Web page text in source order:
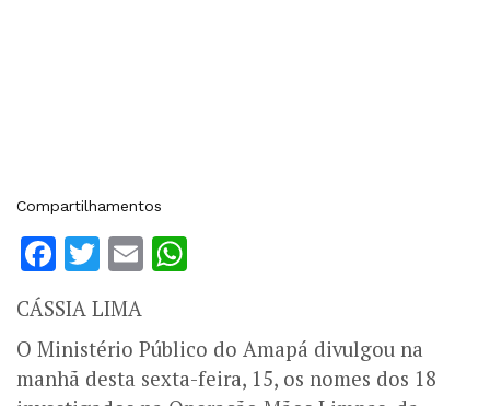
Compartilhamentos
Facebook
Twitter
Email
CÁSSIA LIMA
O Ministério Público do Amapá divulgou na
manhã desta sexta-feira, 15, os nomes dos 18